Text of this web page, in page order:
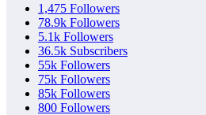
1,475 Followers
78.9k Followers
5.1k Followers
36.5k Subscribers
55k Followers
75k Followers
85k Followers
800 Followers